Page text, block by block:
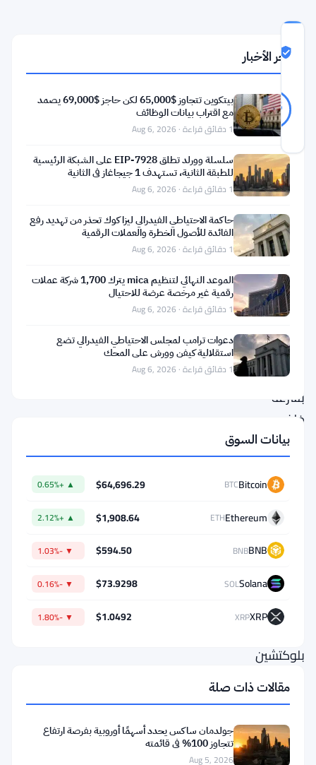
ثقة
المجتمع
75
%
حقيقي
Real
أصوات
آخر تحديث 2 أشهر مضت
توظيف
بلوكتشين
في
ازدياد.
يمتلك
المهارات
اللازمة
يُترك
بسرعة
خلف
الركب،
دون
فرصة
للحاق
بالركب.
التدريب
المتخصص
بلوكتشين
اللعبة
لآلاف
الأشخاص
الذين
آخر الأخبار
بيتكوين تتجاوز $65,000 لكن حاجز $69,000 يصمد
مع اقتراب بيانات الوظائف
1 دقائق قراءة · Aug 6, 2026
سلسلة وورلد تطلق EIP-7928 على الشبكة الرئيسية
للطبقة الثانية، تستهدف 1 جيجاغاز في الثانية
1 دقائق قراءة · Aug 6, 2026
حاكمة الاحتياطي الفيدرالي ليزا كوك تحذر من تهديد رفع
الفائدة للأصول الخطرة والعملات الرقمية
1 دقائق قراءة · Aug 6, 2026
الموعد النهائي لتنظيم mica يترك 1,700 شركة عملات
رقمية غير مرخصة عرضة للاحتيال
1 دقائق قراءة · Aug 6, 2026
دعوات ترامب لمجلس الاحتياطي الفيدرالي تضع
استقلالية كيفن وورش على المحك
1 دقائق قراءة · Aug 6, 2026
بيانات السوق
Bitcoin
BTC
$64,696.29
▲ +0.65%
Ethereum
ETH
$1,908.64
▲ +2.12%
BNB
BNB
$594.50
▼ -1.03%
Solana
SOL
$73.9298
▼ -0.16%
XRP
XRP
$1.0492
▼ -1.80%
مقالات ذات صلة
جولدمان ساكس يحدد أسهمًا أوروبية بفرصة ارتفاع
تتجاوز 100% في قائمته
Aug 5, 2026